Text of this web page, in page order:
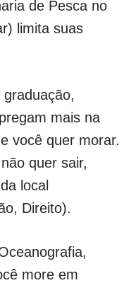
de Pesca no
limita suas
mais na
você quer morar.
quer sair,
local
Direito).
more em